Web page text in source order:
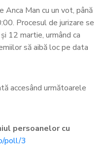
Anca Man cu un vot, până
Procesul de jurizare se
12 martie, urmând ca
să aibă loc pe data
accesând următoarele
persoanelor cu
poll/3